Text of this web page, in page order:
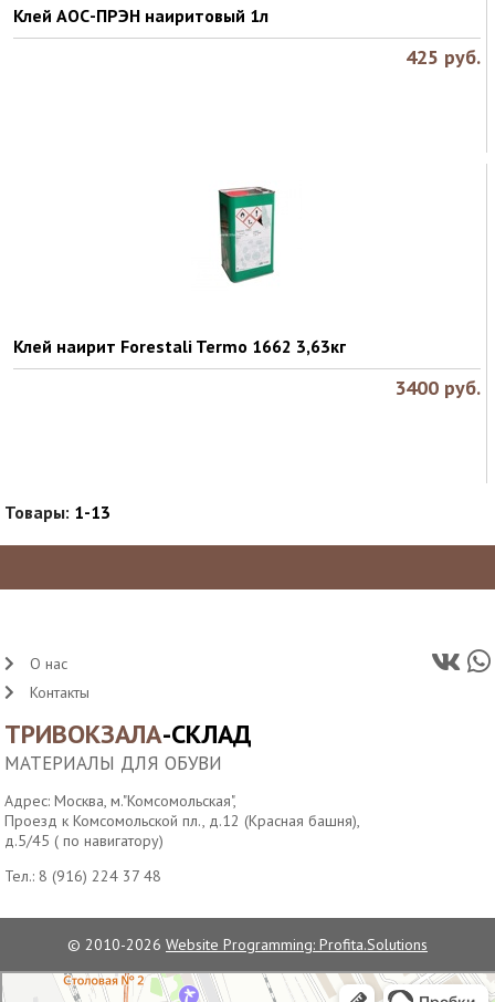
Клей АОС-ПРЭН наиритовый 1л
425 руб.
Клей наирит Forestali Termo 1662 3,63кг
3400 руб.
Товары: 1-13
ТРИВОКЗАЛА-СКЛАД
МАТЕРИАЛЫ ДЛЯ ОБУВИ
Адрес: Москва, м."Комсомольская",
Проезд к Комсомольской пл., д.12 (Красная башня),
д.5/45 ( по навигатору)
Тел.: 8 (916) 224 37 48
О нас
Контакты
© 2010-2026 Website Programming: Profita.Solutions
Водонапорная башня станции Москва-Пассажирская
Достопримечательность в Москве